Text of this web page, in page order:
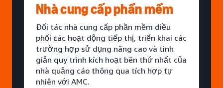
Nhà cung cấp phần mềm
Đối tác nhà cung cấp phần mềm điều
phối các hoạt động tiếp thị, triển khai các
trường hợp sử dụng nâng cao và tinh
giản quy trình kích hoạt bên thứ nhất của
nhà quảng cáo thông qua tích hợp tự
nhiên với AMC.